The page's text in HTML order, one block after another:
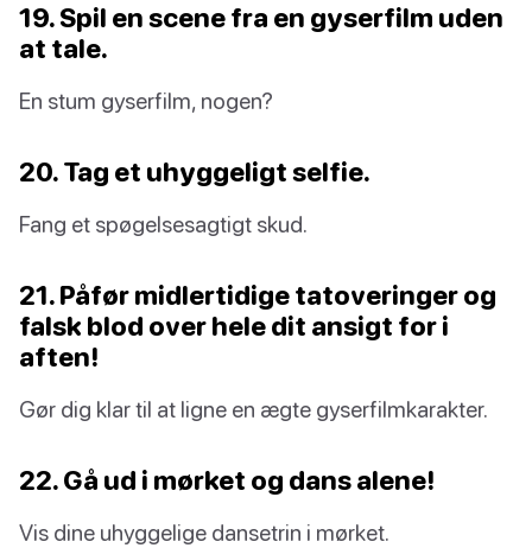
19. Spil en scene fra en gyserfilm uden
at tale.
En stum gyserfilm, nogen?
20. Tag et uhyggeligt selfie.
Fang et spøgelsesagtigt skud.
21. Påfør midlertidige tatoveringer og
falsk blod over hele dit ansigt for i
aften!
Gør dig klar til at ligne en ægte gyserfilmkarakter.
22. Gå ud i mørket og dans alene!
Vis dine uhyggelige dansetrin i mørket.